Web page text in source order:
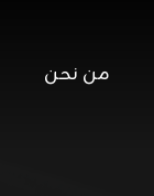
من نحن